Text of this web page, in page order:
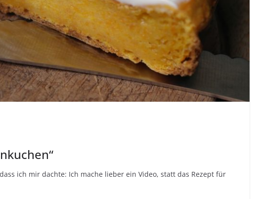
ich mir dachte: Ich mache lieber ein Video, statt das Rezept für